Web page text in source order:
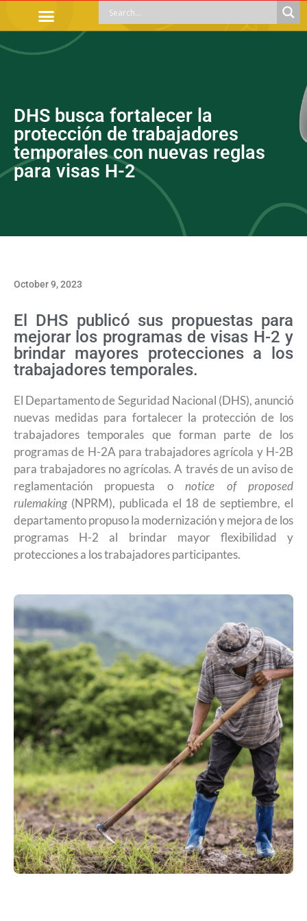
DHS busca fortalecer la
protección de trabajadores
temporales con nuevas reglas
para visas H-2
October 9, 2023
El DHS publicó sus propuestas para
mejorar los programas de visas H-2 y
brindar mayores protecciones a los
trabajadores temporales.
El Departamento de Seguridad Nacional (DHS), anunció
nuevas medidas para fortalecer la protección de los
trabajadores temporales que forman parte de los
programas de H-2A para trabajadores agrícola y H-2B
para trabajadores no agrícolas. A través de un aviso de
reglamentación propuesta onotice of proposed
rulemaking(NPRM), publicada el 18 de septiembre, el
departamento propuso la modernización y mejora de los
programas H-2 al brindar mayor flexibilidad y
protecciones a los trabajadores participantes.